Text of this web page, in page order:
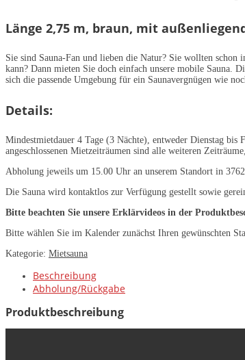
Länge 2,75 m, braun, mit
Sie sind Sauna-Fan und lieben die Natur? Sie wollten schon
kann? Dann mieten Sie doch einfach unsere mobile Sauna.
sich die passende Umgebung für ein Saunavergnügen wie
Details:
Mindestmietdauer 4 Tage (3 Nächte), entweder Dienstag
angeschlossenen Mietzeiträumen sind alle weiteren
Abholung jeweils um 15.00 Uhr an unserem Standort in
Die Sauna wird kontaktlos zur Verfügung gestellt sowie
Bitte beachten Sie unsere Erklärvideos in der
Bitte wählen Sie im Kalender zunächst Ihren gewünschten
Kategorie: Mietsauna
Beschreibung
Abholung/Rückgabe
Produktbeschreibung